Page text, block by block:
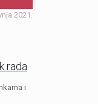
2021.
rada
i